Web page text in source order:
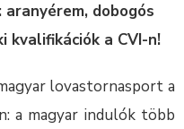
dobogós
kvalifikációk a CVI-n!
lovastornasport a
a magyar indulók több